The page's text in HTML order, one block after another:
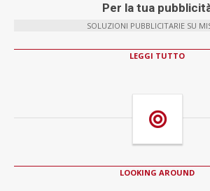
Per la tua
SOLUZIONI PUBBLICITARIE SU
LEGGI TUTTO
LOOKING AROUND